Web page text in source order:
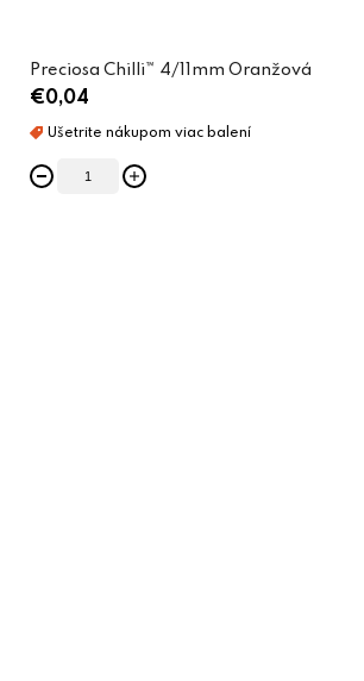
Preciosa Chilli™ 4/11mm Oranžová
€0,04